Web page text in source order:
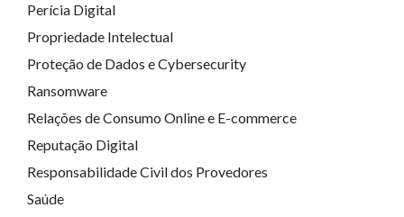
Perícia Digital
Propriedade Intelectual
Proteção de Dados e Cybersecurity
Ransomware
Relações de Consumo Online e E-commerce
Reputação Digital
Responsabilidade Civil dos Provedores
Saúde